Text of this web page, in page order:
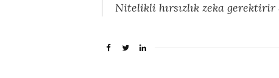
Nitelikli hırsızlık zeka gerektirir